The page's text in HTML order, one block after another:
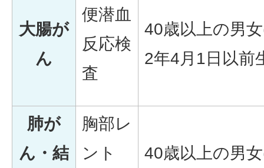
大腸が
ん
便潜血
反応検
査
40歳以上の男
2年4月1日以前
肺が
ん・結
胸部レ
ント
40歳以上の男